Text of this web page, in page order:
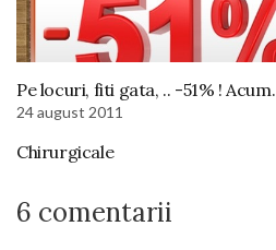
Pe locuri, fiti gata, .. -51% ! Acum.
24 august 2011
Chirurgicale
6 comentarii